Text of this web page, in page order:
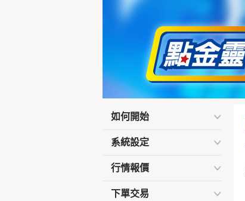
如何開始
系統設定
行情報價
下單交易